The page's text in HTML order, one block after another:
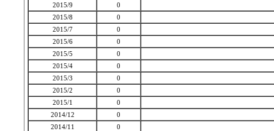
2015/9
0
2015/8
0
2015/7
0
2015/6
0
2015/5
0
2015/4
0
2015/3
0
2015/2
0
2015/1
0
2014/12
0
2014/11
0